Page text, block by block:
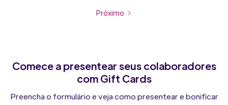
Próximo
Comece a presentear seus colaboradores
com Gift Cards
Preencha o formulário e veja como presentear e bonificar